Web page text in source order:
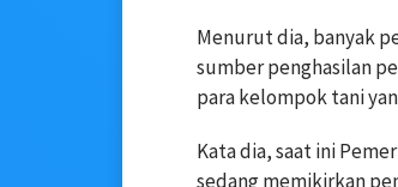
Menurut dia, banyak
sumber penghasilan
para kelompok tani
Kata dia, saat ini
sedang memikirkan